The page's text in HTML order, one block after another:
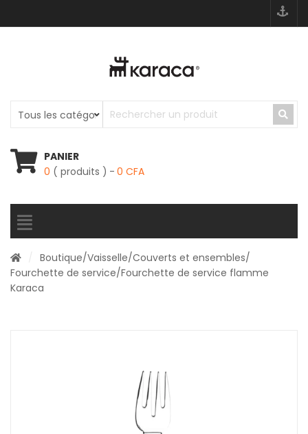
PANIER
0 ( produits ) 0 CFA
Boutique/Vaisselle/Couverts et ensembles/
Fourchette de service/Fourchette de service flamme
Karaca